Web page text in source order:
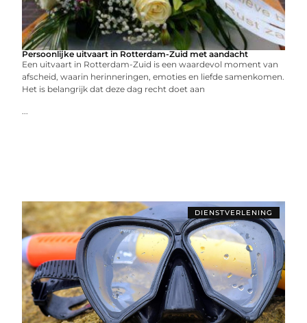
Persoonlijke uitvaart in Rotterdam-Zuid met aandacht
Een uitvaart in Rotterdam-Zuid is een waardevol moment van
afscheid, waarin herinneringen, emoties en liefde samenkomen.
Het is belangrijk dat deze dag recht doet aan
...
DIENSTVERLENING